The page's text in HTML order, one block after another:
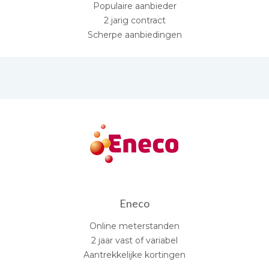
Populaire aanbieder
2 jarig contract
Scherpe aanbiedingen
Eneco
Online meterstanden
2 jaar vast of variabel
Aantrekkelijke kortingen